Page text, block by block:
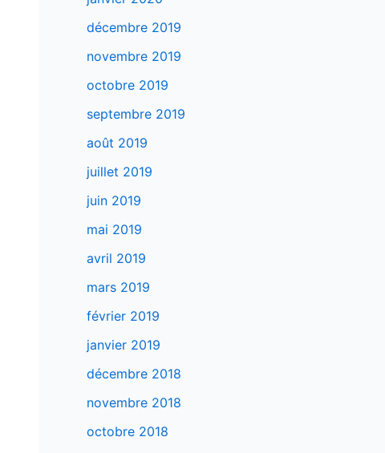
décembre 2019
novembre 2019
octobre 2019
septembre 2019
août 2019
juillet 2019
juin 2019
mai 2019
avril 2019
mars 2019
février 2019
janvier 2019
décembre 2018
novembre 2018
octobre 2018